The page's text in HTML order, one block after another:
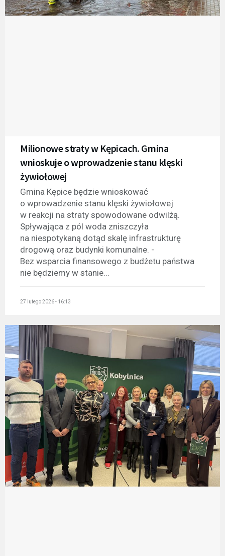
Milionowe straty w Kępicach. Gmina
wnioskuje o wprowadzenie stanu klęski
żywiołowej
Gmina Kępice będzie wnioskować
o wprowadzenie stanu klęski żywiołowej
w reakcji na straty spowodowane odwilżą.
Spływająca z pól woda zniszczyła
na niespotykaną dotąd skalę infrastrukturę
drogową oraz budynki komunalne. -
Bez wsparcia finansowego z budżetu państwa
nie będziemy w stanie...
27 lutego 2026 - 16:13